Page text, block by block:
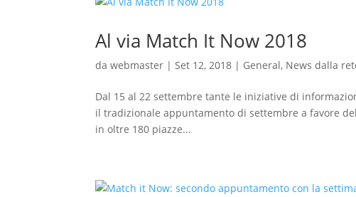
Al via Match It Now 2018
dawebmaster |Set 12, 2018 | General, News dalla
Dal 15 al 22 settembre tante le iniziative di
il tradizionale appuntamento di settembre a favore
in oltre 180 piazze...